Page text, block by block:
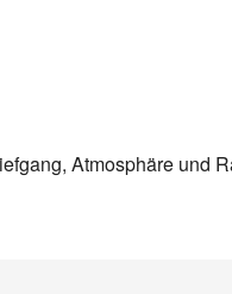
Atmosphäre und